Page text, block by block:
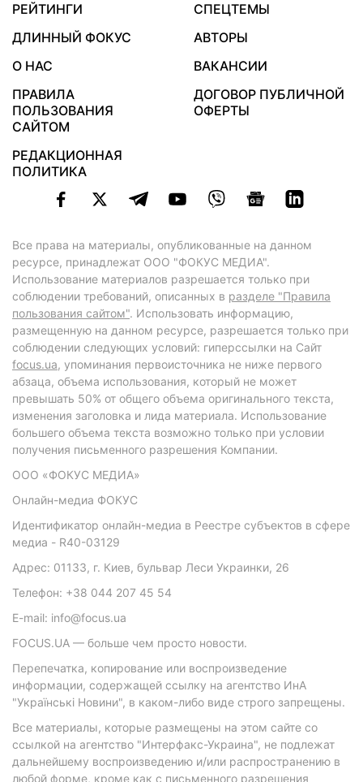
РЕЙТИНГИ
СПЕЦТЕМЫ
ДЛИННЫЙ ФОКУС
АВТОРЫ
О НАС
ВАКАНСИИ
ПРАВИЛА
ПОЛЬЗОВАНИЯ
САЙТОМ
ДОГОВОР ПУБЛИЧНОЙ
ОФЕРТЫ
РЕДАКЦИОННАЯ
ПОЛИТИКА
Все права на материалы, опубликованные на данном
ресурсе, принадлежат ООО "ФОКУС МЕДИА".
Использование материалов разрешается только при
соблюдении требований, описанных в разделе "Правила
пользования сайтом". Использовать информацию,
размещенную на данном ресурсе, разрешается только при
соблюдении следующих условий: гиперссылки на Сайт
focus.ua, упоминания первоисточника не ниже первого
абзаца, объема использования, который не может
превышать 50% от общего объема оригинального текста,
изменения заголовка и лида материала. Использование
большего объема текста возможно только при условии
получения письменного разрешения Компании.
ООО «ФОКУС МЕДИА»
Онлайн-медиа ФОКУС
Идентификатор онлайн-медиа в Реестре субъектов в сфере
медиа - R40-03129
Адрес: 01133, г. Киев, бульвар Леси Украинки, 26
Телефон: +38 044 207 45 54
E-mail: info@focus.ua
FOCUS.UA — больше чем просто новости.
Перепечатка, копирование или воспроизведение
информации, содержащей ссылку на агентство ИнА
"Українські Новини", в каком-либо виде строго запрещены.
Все материалы, которые размещены на этом сайте со
ссылкой на агентство "Интерфакс-Украина", не подлежат
дальнейшему воспроизведению и/или распространению в
любой форме, кроме как с письменного разрешения